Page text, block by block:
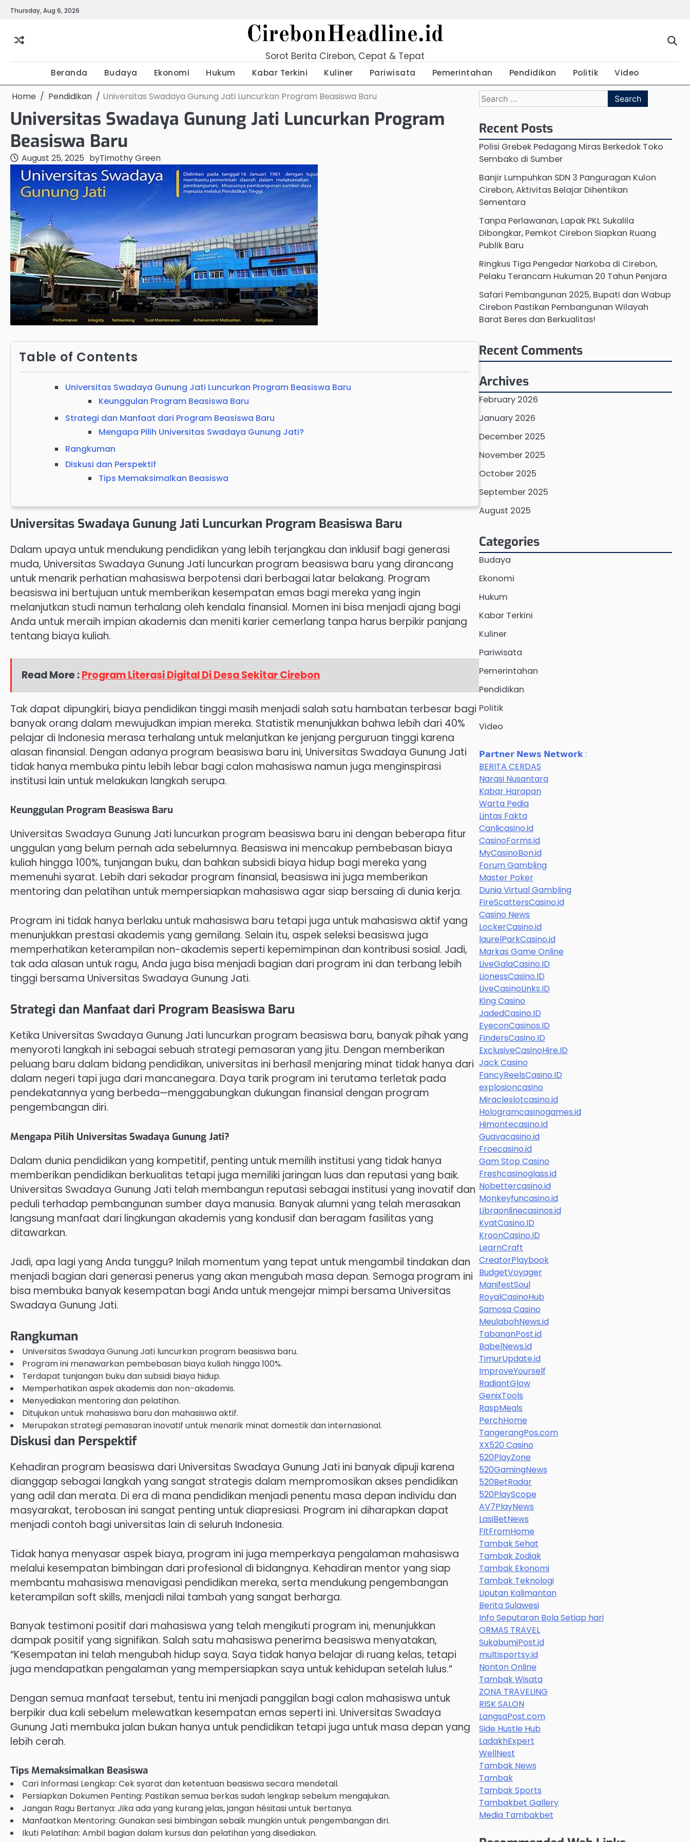
SkipThursday, Aug 6, 2026
CirebonHeadline.id
Sorot Berita Cirebon, Cepat & Tepat
Beranda Budaya Ekonomi Hukum Kabar Terkini Kuliner Pariwisata Pemerintahan Pendidikan Politik Video
Home Pendidikan Universitas Swadaya Gunung Jati Luncurkan Program Beasiswa Baru
Universitas Swadaya Gunung Jati Luncurkan Program
Beasiswa Baru
August 25, 2025 byTimothy Green
Table of Contents
Universitas Swadaya Gunung Jati Luncurkan Program Beasiswa Baru
Keunggulan Program Beasiswa Baru
Strategi dan Manfaat dari Program Beasiswa Baru
Mengapa Pilih Universitas Swadaya Gunung Jati?
Rangkuman
Diskusi dan Perspektif
Tips Memaksimalkan Beasiswa
Universitas Swadaya Gunung Jati Luncurkan Program Beasiswa Baru
Dalam upaya untuk mendukung pendidikan yang lebih terjangkau dan inklusif bagi generasi
muda, Universitas Swadaya Gunung Jati luncurkan program beasiswa baru yang dirancang
untuk menarik perhatian mahasiswa berpotensi dari berbagai latar belakang. Program
beasiswa ini bertujuan untuk memberikan kesempatan emas bagi mereka yang ingin
melanjutkan studi namun terhalang oleh kendala finansial. Momen ini bisa menjadi ajang bagi
Anda untuk meraih impian akademis dan meniti karier cemerlang tanpa harus berpikir panjang
tentang biaya kuliah.
Read More :Program Literasi Digital Di Desa Sekitar Cirebon
Tak dapat dipungkiri, biaya pendidikan tinggi masih menjadi salah satu hambatan terbesar bagi
banyak orang dalam mewujudkan impian mereka. Statistik menunjukkan bahwa lebih dari 40%
pelajar di Indonesia merasa terhalang untuk melanjutkan ke jenjang perguruan tinggi karena
alasan finansial. Dengan adanya program beasiswa baru ini, Universitas Swadaya Gunung Jati
tidak hanya membuka pintu lebih lebar bagi calon mahasiswa namun juga menginspirasi
institusi lain untuk melakukan langkah serupa.
Keunggulan Program Beasiswa Baru
Universitas Swadaya Gunung Jati luncurkan program beasiswa baru ini dengan beberapa fitur
unggulan yang belum pernah ada sebelumnya. Beasiswa ini mencakup pembebasan biaya
kuliah hingga 100%, tunjangan buku, dan bahkan subsidi biaya hidup bagi mereka yang
memenuhi syarat. Lebih dari sekadar program finansial, beasiswa ini juga memberikan
mentoring dan pelatihan untuk mempersiapkan mahasiswa agar siap bersaing di dunia kerja.
Program ini tidak hanya berlaku untuk mahasiswa baru tetapi juga untuk mahasiswa aktif yang
menunjukkan prestasi akademis yang gemilang. Selain itu, aspek seleksi beasiswa juga
memperhatikan keterampilan non-akademis seperti kepemimpinan dan kontribusi sosial. Jadi,
tak ada alasan untuk ragu, Anda juga bisa menjadi bagian dari program ini dan terbang lebih
tinggi bersama Universitas Swadaya Gunung Jati.
Strategi dan Manfaat dari Program Beasiswa Baru
Ketika Universitas Swadaya Gunung Jati luncurkan program beasiswa baru, banyak pihak yang
menyoroti langkah ini sebagai sebuah strategi pemasaran yang jitu. Dengan memberikan
peluang baru dalam bidang pendidikan, universitas ini berhasil menjaring minat tidak hanya dari
dalam negeri tapi juga dari mancanegara. Daya tarik program ini terutama terletak pada
pendekatannya yang berbeda—menggabungkan dukungan finansial dengan program
pengembangan diri.
Mengapa Pilih Universitas Swadaya Gunung Jati?
Dalam dunia pendidikan yang kompetitif, penting untuk memilih institusi yang tidak hanya
memberikan pendidikan berkualitas tetapi juga memiliki jaringan luas dan reputasi yang baik.
Universitas Swadaya Gunung Jati telah membangun reputasi sebagai institusi yang inovatif dan
peduli terhadap pembangunan sumber daya manusia. Banyak alumni yang telah merasakan
langsung manfaat dari lingkungan akademis yang kondusif dan beragam fasilitas yang
ditawarkan.
Jadi, apa lagi yang Anda tunggu? Inilah momentum yang tepat untuk mengambil tindakan dan
menjadi bagian dari generasi penerus yang akan mengubah masa depan. Semoga program ini
bisa membuka banyak kesempatan bagi Anda untuk mengejar mimpi bersama Universitas
Swadaya Gunung Jati.
Rangkuman
Universitas Swadaya Gunung Jati luncurkan program beasiswa baru.
Program ini menawarkan pembebasan biaya kuliah hingga 100%.
Terdapat tunjangan buku dan subsidi biaya hidup.
Memperhatikan aspek akademis dan non-akademis.
Menyediakan mentoring dan pelatihan.
Ditujukan untuk mahasiswa baru dan mahasiswa aktif.
Merupakan strategi pemasaran inovatif untuk menarik minat domestik dan internasional.
Diskusi dan Perspektif
Kehadiran program beasiswa dari Universitas Swadaya Gunung Jati ini banyak dipuji karena
dianggap sebagai langkah yang sangat strategis dalam mempromosikan akses pendidikan
yang adil dan merata. Di era di mana pendidikan menjadi penentu masa depan individu dan
masyarakat, terobosan ini sangat penting untuk diapresiasi. Program ini diharapkan dapat
menjadi contoh bagi universitas lain di seluruh Indonesia.
Tidak hanya menyasar aspek biaya, program ini juga memperkaya pengalaman mahasiswa
melalui kesempatan bimbingan dari profesional di bidangnya. Kehadiran mentor yang siap
membantu mahasiswa menavigasi pendidikan mereka, serta mendukung pengembangan
keterampilan soft skills, menjadi nilai tambah yang sangat berharga.
Banyak testimoni positif dari mahasiswa yang telah mengikuti program ini, menunjukkan
dampak positif yang signifikan. Salah satu mahasiswa penerima beasiswa menyatakan,
“Kesempatan ini telah mengubah hidup saya. Saya tidak hanya belajar di ruang kelas, tetapi
juga mendapatkan pengalaman yang mempersiapkan saya untuk kehidupan setelah lulus.”
Dengan semua manfaat tersebut, tentu ini menjadi panggilan bagi calon mahasiswa untuk
berpikir dua kali sebelum melewatkan kesempatan emas seperti ini. Universitas Swadaya
Gunung Jati membuka jalan bukan hanya untuk pendidikan tetapi juga untuk masa depan yang
lebih cerah.
Tips Memaksimalkan Beasiswa
Cari Informasi Lengkap: Cek syarat dan ketentuan beasiswa secara mendetail.
Persiapkan Dokumen Penting: Pastikan semua berkas sudah lengkap sebelum mengajukan.
Jangan Ragu Bertanya: Jika ada yang kurang jelas, jangan hésitasi untuk bertanya.
Manfaatkan Mentoring: Gunakan sesi bimbingan sebaik mungkin untuk pengembangan diri.
Ikuti Pelatihan: Ambil bagian dalam kursus dan pelatihan yang disediakan.
Search
for:
Recent Posts
Polisi Grebek Pedagang Miras Berkedok Toko
Sembako di Sumber
Banjir Lumpuhkan SDN 3 Panguragan Kulon
Cirebon, Aktivitas Belajar Dihentikan
Sementara
Tanpa Perlawanan, Lapak PKL Sukalila
Dibongkar, Pemkot Cirebon Siapkan Ruang
Publik Baru
Ringkus Tiga Pengedar Narkoba di Cirebon,
Pelaku Terancam Hukuman 20 Tahun Penjara
Safari Pembangunan 2025, Bupati dan Wabup
Cirebon Pastikan Pembangunan Wilayah
Barat Beres dan Berkualitas!
Recent Comments
Archives
February 2026
January 2026
December 2025
November 2025
October 2025
September 2025
August 2025
Categories
Budaya
Ekonomi
Hukum
Kabar Terkini
Kuliner
Pariwisata
Pemerintahan
Pendidikan
Politik
Video
𝗣𝗮𝗿𝘁𝗻𝗲𝗿 𝗡𝗲𝘄𝘀 𝗡𝗲𝘁𝘄𝗼𝗿𝗸 :
BERITA CERDAS
Narasi Nusantara
Kabar Harapan
Warta Pedia
Lintas Fakta
Canlicasino.id
CasinoForms.id
MyCasinoBon.id
Forum Gambling
Master Poker
Dunia Virtual Gambling
FireScattersCasino.id
Casino News
LockerCasino.id
laurelParkCasino.id
Markas Game Online
LiveGalaCasino.ID
LionessCasino.ID
LiveCasinoLinks.ID
King Casino
JadedCasino.ID
EyeconCasinos.ID
FindersCasino.ID
ExclusiveCasinoHire.ID
Jack Casino
FancyReelsCasino.ID
explosioncasino
Miracleslotcasino.id
Hologramcasinogames.id
Himontecasino.id
Guavacasino.id
Froecasino.id
Gam Stop Casino
Freshcasinoglass.id
Nobettercasino.id
Monkeyfuncasino.id
Libraonlinecasinos.id
KyatCasino.ID
KroonCasino.ID
LearnCraft
CreatorPlaybook
BudgetVoyager
ManifestSoul
RoyalCasinoHub
Samosa Casino
MeulabohNews.id
TabananPost.id
BabelNews.id
TimurUpdate.id
ImproveYourself
RadiantGlow
GenixTools
RaspMeals
PerchHome
TangerangPos.com
XX520 Casino
520PlayZone
520GamingNews
520BetRadar
520PlayScope
AV7PlayNews
LasiBetNews
FitFromHome
Tambak Sehat
Tambak Zodiak
Tambak Ekonomi
Tambak Teknologi
Liputan Kalimantan
Berita Sulawesi
Info Seputaran Bola Setiap hari
ORMAS TRAVEL
SukabumiPost.id
multisportsy.id
Nonton Online
Tambak Wisata
ZONA TRAVELING
RISK SALON
LangsaPost.com
Side Hustle Hub
LadakhExpert
WellNest
Tambak News
Tambak
Tambak Sports
Tambakbet Gallery
Media Tambakbet